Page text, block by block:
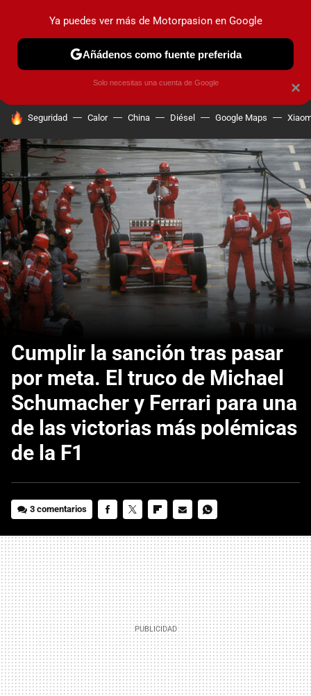
PRUEBAS COCHES ELÉCTRICOS OBSERVATORIO
HOY SE HABLA DE
Seguridad Calor China Diésel Google Maps
Cumplir la sanción tras pasar
por meta. El truco de Michael
Schumacher y Ferrari para una
de las victorias más polémicas
de la F1
3 comentarios
MAIL
×
Ya puedes ver más de Motorpasion en Google
Añádenos como fuente preferida
Solo necesitas una cuenta de Google